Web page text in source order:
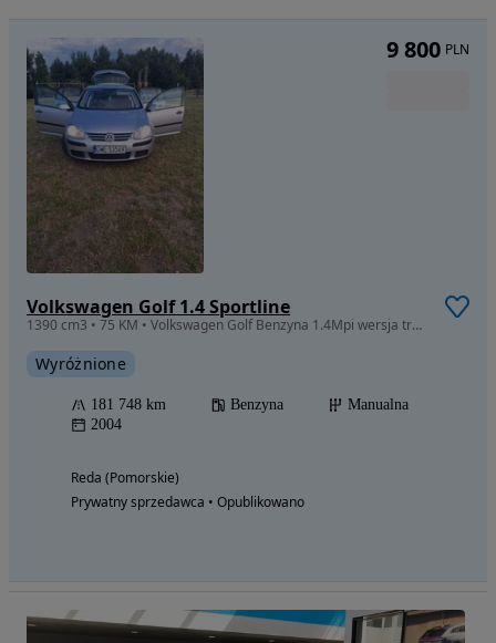
Volkswagen Golf 1.4 Sportline
1390 cm3 • 75 KM • Volkswagen Golf Benzyna 1.4Mpi wersja trendlne klimatyzacja itp
Wyróżnione
181 748 km Benzyna
Manualna
2004
Reda (Pomorskie)
Prywatny sprzedawca • Opublikowano
9 800 PLN